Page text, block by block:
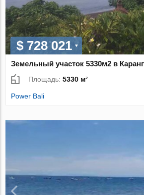
$ 728 021
Земельный участок 5330м2 в
Площадь:5330 м²
Power Bali